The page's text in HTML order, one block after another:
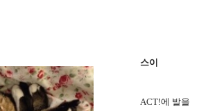
스이
ACT!에 발을 들